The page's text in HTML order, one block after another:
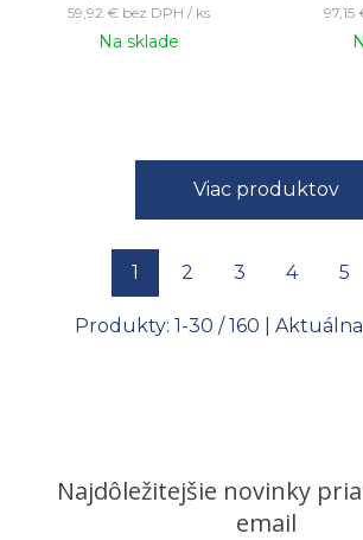
59,92 € bez DPH / ks
Na sklade
97,15
Viac produktov
1 2 3 4 5
Produkty: 1-30 /160 |
Najdôležitejšie novinky
email